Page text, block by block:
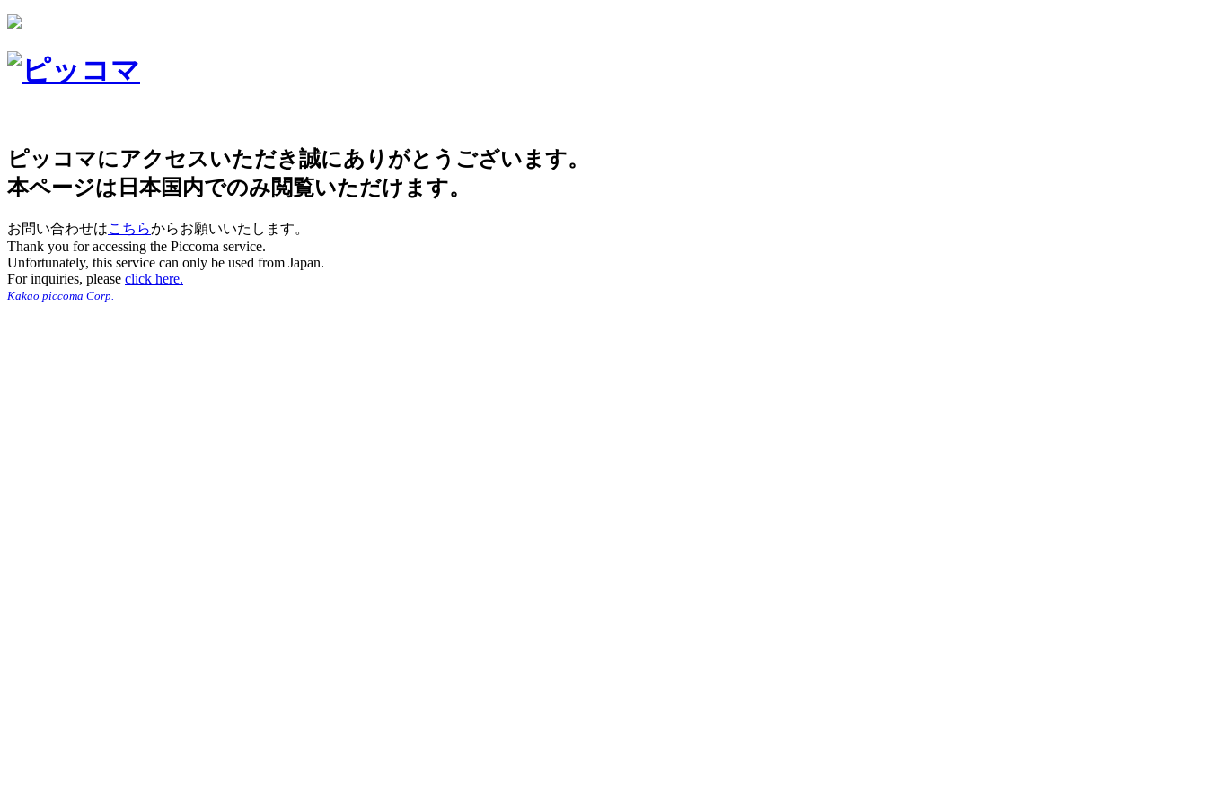
ピッコマにアクセスいただき誠にありがとうございます。
本ページは日本国内でのみ閲覧いただけます。
お問い合わせはこちらからお願いいたします。
Thank you for accessing the Piccoma service.
Unfortunately, this service can only be used from Japan.
For inquiries, please click here.
Kakao piccoma Corp.